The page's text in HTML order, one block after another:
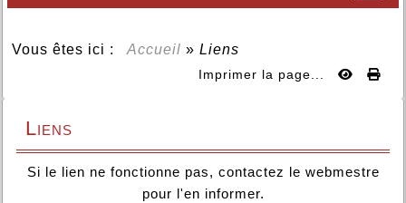
Vous êtes ici : Accueil » Liens
Imprimer la page...
Liens
Si le lien ne fonctionne pas, contactez le webmestre
pour l'en informer.